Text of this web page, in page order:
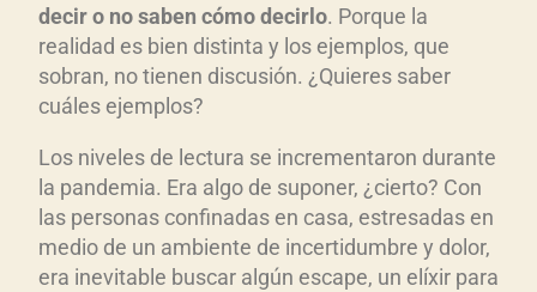
decir o no saben cómo decirlo. Porque la
realidad es bien distinta y los ejemplos, que
sobran, no tienen discusión. ¿Quieres saber
cuáles ejemplos?
Los niveles de lectura se incrementaron durante
la pandemia. Era algo de suponer, ¿cierto? Con
las personas confinadas en casa, estresadas en
medio de un ambiente de incertidumbre y dolor,
era inevitable buscar algún escape, un elíxir para